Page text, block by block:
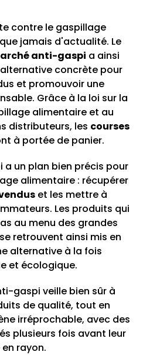
contre le gaspillage
jamais d'actualité. Le
anti-gaspi a ainsi
concrète pour
et promouvoir une
Grâce à la loi sur la
alimentaire et au
distributeurs, les courses
à portée de panier.
un plan bien précis pour
alimentaire : récupérer
et les mettre à
Les produits qui
au menu des grandes
retrouvent ainsi mis en
alternative à la fois
et écologique.
gaspi veille bien sûr à
de qualité, tout en
irréprochable, avec des
plusieurs fois avant leur
rayon.